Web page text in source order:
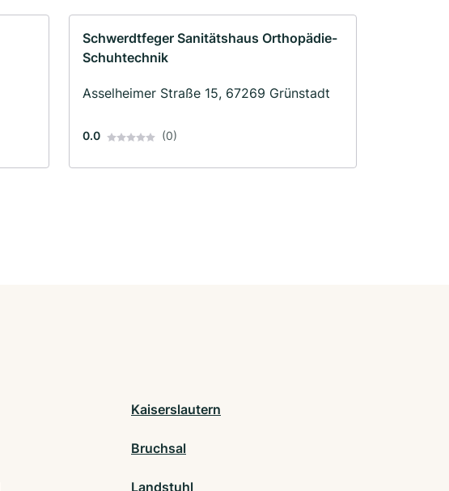
Schwerdtfeger Sanitätshaus Orthopädie-
Schuhtechnik
Asselheimer Straße 15, 67269 Grünstadt
0.0 (0)
Kaiserslautern
Bruchsal
Landstuhl